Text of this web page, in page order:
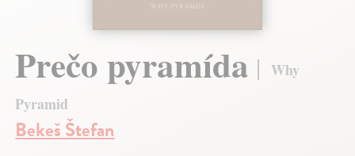
Prečo pyramída
Why
Pyramid
Bekeš Štefan